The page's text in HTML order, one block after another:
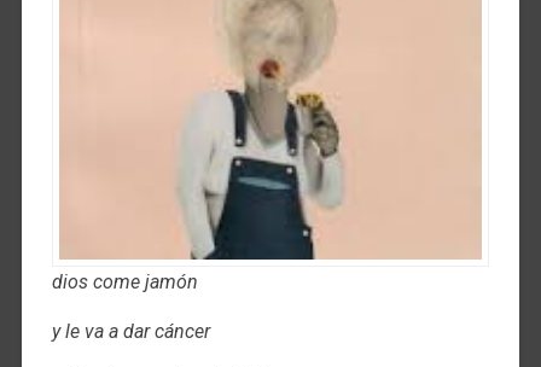
dios come jamón
y le va a dar cáncer